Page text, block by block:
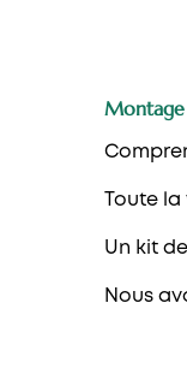
Toute la
Un kit
Nous